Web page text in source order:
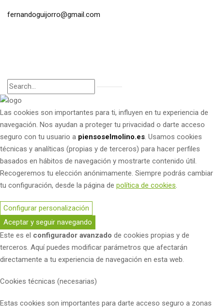
fernandoguijorro@gmail.com
Las cookies son importantes para ti, influyen en tu experiencia de
navegación. Nos ayudan a proteger tu privacidad o darte acceso
seguro con tu usuario a piensoselmolino.es . Usamos cookies
técnicas y analíticas (propias y de terceros) para hacer perfiles
basados en hábitos de navegación y mostrarte contenido útil.
Recogeremos tu elección anónimamente. Siempre podrás cambiar
tu configuración, desde la página de política de cookies
Configurar personalización
Aceptar y seguir navegando
Este es el configurador avanzado de cookies propias y de
terceros. Aquí puedes modificar parámetros que afectarán
directamente a tu experiencia de navegación en esta web.
Cookies técnicas (necesarias)
Estas cookies son importantes para darte acceso seguro a zonas